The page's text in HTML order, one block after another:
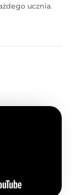
ucznia.